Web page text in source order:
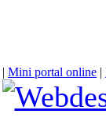
| Mini portal online |